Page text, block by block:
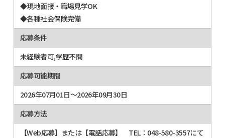
◆現地面接・職場見学OK
◆各種社会保険完備
応募条件
未経験者可,学歴不問
応募可能期間
2026年07月01日～2026年09月30日
応募方法
【Web応募】または【電話応募】 TEL：048-580-3557にて